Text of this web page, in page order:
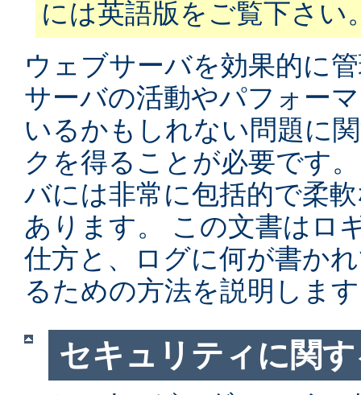
には英語版をご覧下さい
ウェブサーバを効果的に
サーバの活動やパフォー
いるかもしれない問題に
クを得ることが必要です
バには非常に包括的で柔
あります。 この文書はロ
仕方と、ログに何が書か
るための方法を説明しま
セキュリティに関